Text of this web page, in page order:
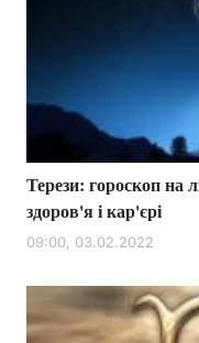
Терези: гороскоп на
здоров'я і кар'єрі
09:00, 03.02.2022